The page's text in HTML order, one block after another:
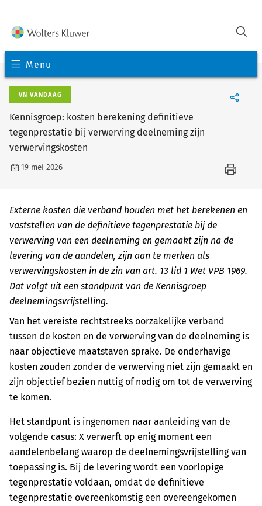
Menu
VN VANDAAG
Kennisgroep: kosten berekening definitieve
tegenprestatie bij verwerving deelneming zijn
verwervingskosten
19 mei 2026
Externe kosten die verband houden met het berekenen en
vaststellen van de definitieve tegenprestatie bij de
verwerving van een deelneming en gemaakt zijn na de
levering van de aandelen, zijn aan te merken als
verwervingskosten in de zin van art. 13 lid 1 Wet VPB 1969.
Dat volgt uit een standpunt van de Kennisgroep
deelnemingsvrijstelling.
Van het vereiste rechtstreeks oorzakelijke verband
tussen de kosten en de verwerving van de deelneming is
naar objectieve maatstaven sprake. De onderhavige
kosten zouden zonder de verwerving niet zijn gemaakt en
zijn objectief bezien nuttig of nodig om tot de verwerving
te komen.
Het standpunt is ingenomen naar aanleiding van de
volgende casus: X verwerft op enig moment een
aandelenbelang waarop de deelnemingsvrijstelling van
toepassing is. Bij de levering wordt een voorlopige
tegenprestatie voldaan, omdat de definitieve
tegenprestatie overeenkomstig een overeengekomen